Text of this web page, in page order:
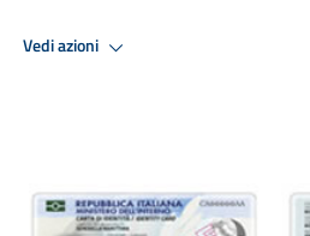
Vedi azioni